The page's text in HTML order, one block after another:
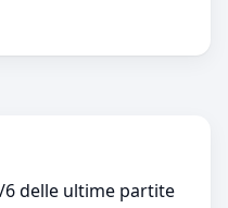
6 delle ultime partite